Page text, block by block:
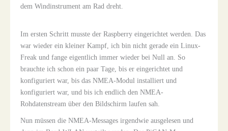
dem Windinstrument am Rad dreht.
Im ersten Schritt musste der Raspberry eingerichtet werden. Das
war wieder ein kleiner Kampf, ich bin nicht gerade ein Linux-
Freak und fange eigentlich immer wieder bei Null an. So
brauchte ich schon ein paar Tage, bis er eingerichtet und
konfiguriert war, bis das NMEA-Modul installiert und
konfiguriert war, und bis ich endlich den NMEA-
Rohdatenstream über den Bildschirm laufen sah.
Nun müssen die NMEA-Messages irgendwie ausgelesen und